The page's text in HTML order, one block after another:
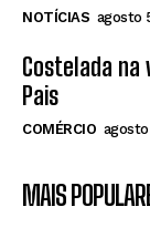
NOTÍCIAS agosto
Costelada na
Pais
COMÉRCIO
MAIS